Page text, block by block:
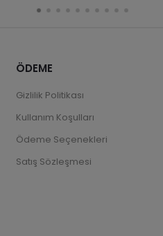
ÖDEME
Gizlilik Politikası
Kullanım Koşulları
Ödeme Seçenekleri
Satış Sözleşmesi